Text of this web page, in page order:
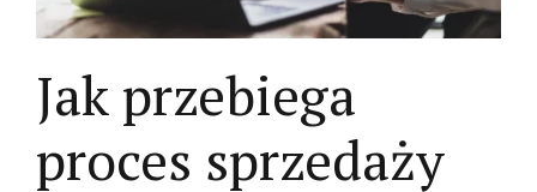
Jak przebiega
proces sprzedaży